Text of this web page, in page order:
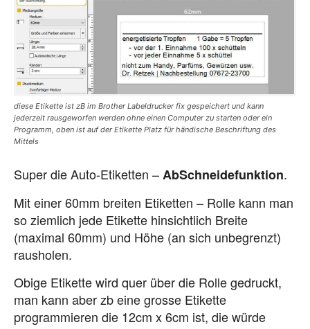
diese Etikette ist zB im Brother Labeldrucker fix gespeichert und kann
jederzeit rausgeworfen werden ohne einen Computer zu starten oder ein
Programm, oben ist auf der Etikette Platz für händische Beschriftung des
Mittels
Super die Auto-Etiketten –AbSchneidefunktion.
Mit einer 60mm breiten Etiketten – Rolle kann man
so ziemlich jede Etikette hinsichtlich Breite
(maximal 60mm) und Höhe (an sich unbegrenzt)
rausholen.
Obige Etikette wird quer über die Rolle gedruckt,
man kann aber zb eine grosse Etikette
programmieren die 12cm x 6cm ist, die würde